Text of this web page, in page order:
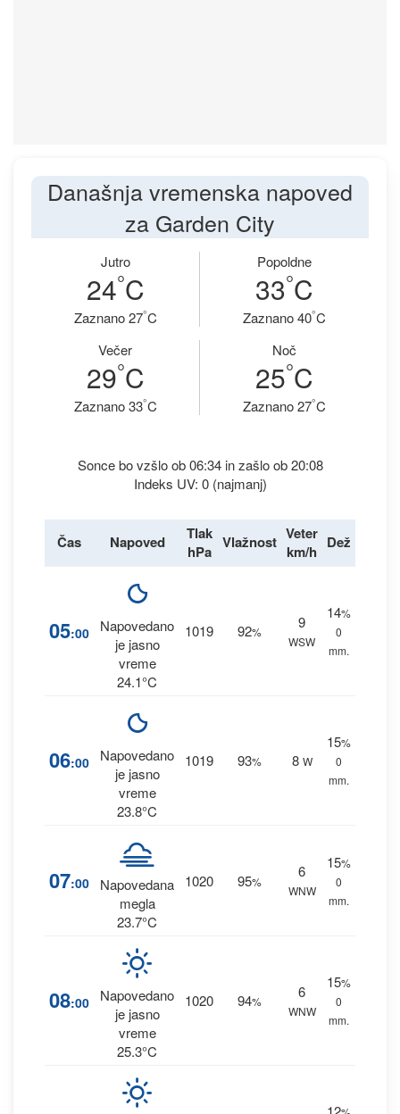
Današnja vremenska napoved
za Garden City
Jutro
24°C
Zaznano 27°C
Popoldne
33°C
Zaznano 40°C
Večer
29°C
Zaznano 33°C
Noč
25°C
Zaznano 27°C
Sonce bo vzšlo ob 06:34 in zašlo ob 20:08
Indeks UV: 0 (najmanj)
Čas Napoved
Tlak
hPa Vlažnost Veter
km/h Dež
05:00
Napovedano
je jasno
vreme
24.1°C
1019 92%
9
WSW
14%
0
mm.
06:00
Napovedano
je jasno
vreme
23.8°C
1019 93% 8 W
15%
0
mm.
07:00
Napovedana
megla
23.7°C
1020 95%
6
WNW
15%
0
mm.
08:00
Napovedano
je jasno
vreme
25.3°C
1020 94%
6
WNW
15%
0
mm.